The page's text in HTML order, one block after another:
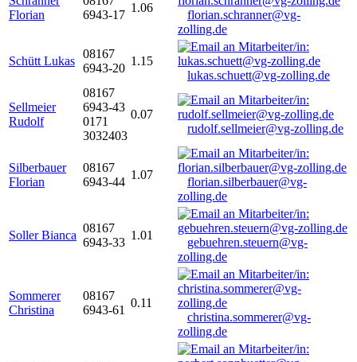
Florian
6943-17
1.06
florian.schranner@vg-
zolling.de
Schütt Lukas
08167
6943-20
1.15
lukas.schuett@vg-zolling.de
Sellmeier
Rudolf
08167
6943-43
0171
3032403
0.07
rudolf.sellmeier@vg-zolling.de
Silberbauer
Florian
08167
6943-44
1.07
florian.silberbauer@vg-
zolling.de
Soller Bianca
08167
6943-33
1.01
gebuehren.steuern@vg-
zolling.de
Sommerer
Christina
08167
6943-61
0.11
christina.sommerer@vg-
zolling.de